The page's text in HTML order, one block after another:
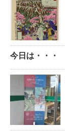
今日は・・・